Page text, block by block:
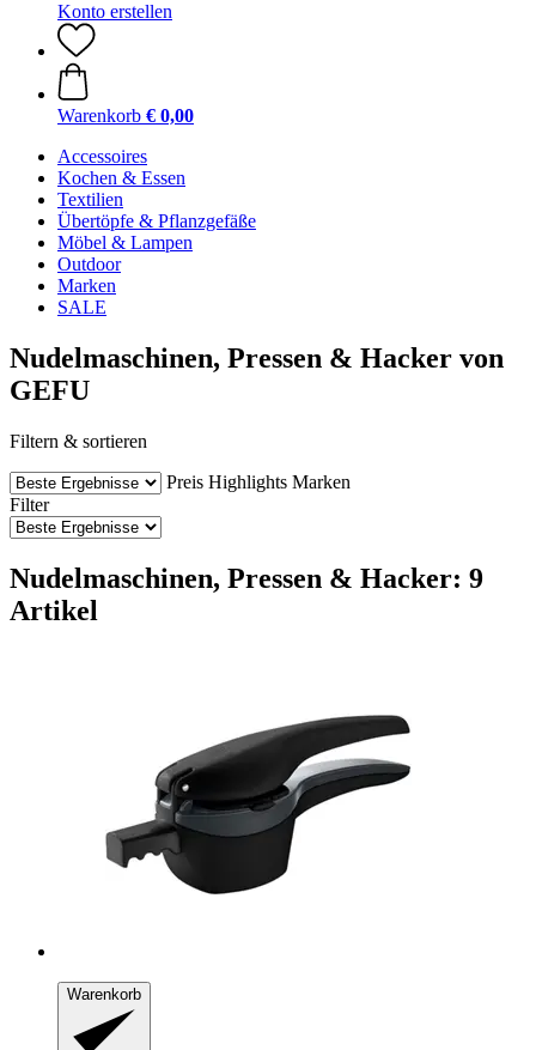
Konto erstellen
Warenkorb € 0,00
Accessoires
Kochen & Essen
Textilien
Übertöpfe & Pflanzgefäße
Möbel & Lampen
Outdoor
Marken
SALE
Nudelmaschinen, Pressen & Hacker von
GEFU
Filtern & sortieren
Preis Highlights Marken
Filter
Nudelmaschinen, Pressen & Hacker: 9
Artikel
Warenkorb